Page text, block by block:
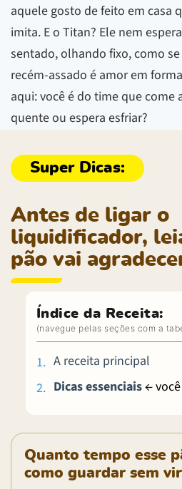
aquele gosto de feito em casa
imita. E o Titan? Ele nem
sentado, olhando fixo, como
recém-assado é amor em
aqui: você é do time que come
quente ou espera esfriar?
Antes de ligar o
liquidificador,
pão vai
Índice da Receita:
A receita principal
Dicas essenciais←
Quanto tempo esse
como guardar sem